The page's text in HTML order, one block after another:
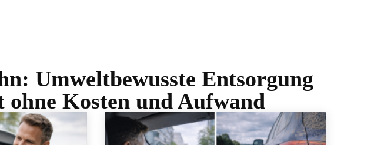
Umweltbewusste Entsorgung
Kosten und Aufwand